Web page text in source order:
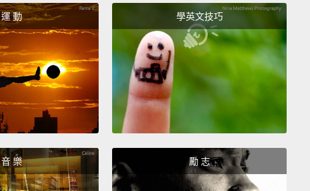
了史上最大的經濟成長，也就是史上腰圍長得最寬的時候。是
的，那很有趣，我們是發胖了。
So debt is not bad!
But debt that you can't repay is very
bad. The trick of fancypants countries being able to
borrow money cheaply
has always been that the market
assumes that fancypants countries are basically
guaranteed to pay you back.
And when I said the market
assumes, I mean the market assumed until two months
agowhen they realized that Greece,
a fancypants country
with a fancypants currency,
maybe can't pay back its
運 動 學英文技巧
音 樂 勵 志